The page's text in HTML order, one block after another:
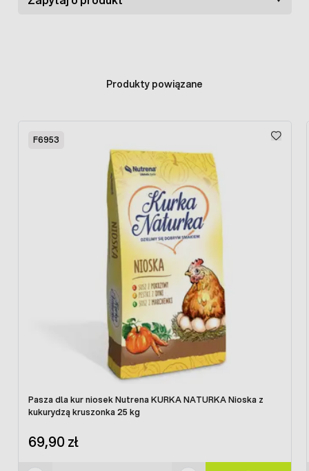
Produkty powiązane
F6953
Pasza dla kur niosek Nutrena KURKA NATURKA Nioska z
kukurydzą kruszonka 25 kg
69,90 zł